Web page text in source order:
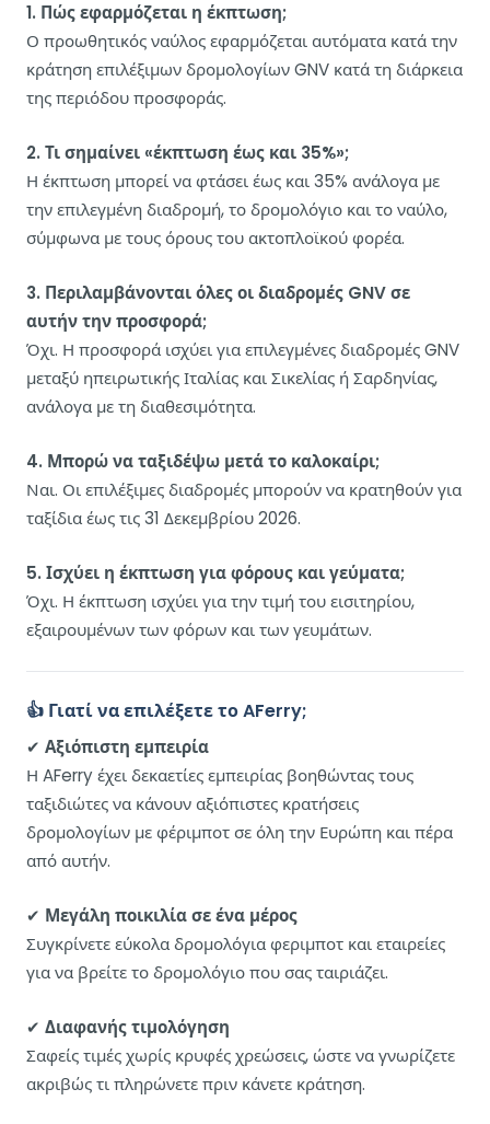
1. Πώς εφαρμόζεται η έκπτωση;
Ο προωθητικός ναύλος εφαρμόζεται αυτόματα κατά την
κράτηση επιλέξιμων δρομολογίων GNV κατά τη διάρκεια
της περιόδου προσφοράς.
2. Τι σημαίνει «έκπτωση έως και 35%»;
Η έκπτωση μπορεί να φτάσει έως και 35% ανάλογα με
την επιλεγμένη διαδρομή, το δρομολόγιο και το ναύλο,
σύμφωνα με τους όρους του ακτοπλοϊκού φορέα.
3. Περιλαμβάνονται όλες οι διαδρομές GNV σε
αυτήν την προσφορά;
Όχι. Η προσφορά ισχύει για επιλεγμένες διαδρομές GNV
μεταξύ ηπειρωτικής Ιταλίας και Σικελίας ή Σαρδηνίας,
ανάλογα με τη διαθεσιμότητα.
4. Μπορώ να ταξιδέψω μετά το καλοκαίρι;
Ναι. Οι επιλέξιμες διαδρομές μπορούν να κρατηθούν για
ταξίδια έως τις 31 Δεκεμβρίου 2026.
5. Ισχύει η έκπτωση για φόρους και γεύματα;
Όχι. Η έκπτωση ισχύει για την τιμή του εισιτηρίου,
εξαιρουμένων των φόρων και των γευμάτων.
👍 Γιατί να επιλέξετε το AFerry;
✔ Αξιόπιστη εμπειρία
Η AFerry έχει δεκαετίες εμπειρίας βοηθώντας τους
ταξιδιώτες να κάνουν αξιόπιστες κρατήσεις
δρομολογίων με φέριμποτ σε όλη την Ευρώπη και πέρα
από αυτήν.
✔ Μεγάλη ποικιλία σε ένα μέρος
Συγκρίνετε εύκολα δρομολόγια φεριμποτ και εταιρείες
για να βρείτε το δρομολόγιο που σας ταιριάζει.
✔ Διαφανής τιμολόγηση
Σαφείς τιμές χωρίς κρυφές χρεώσεις, ώστε να γνωρίζετε
ακριβώς τι πληρώνετε πριν κάνετε κράτηση.